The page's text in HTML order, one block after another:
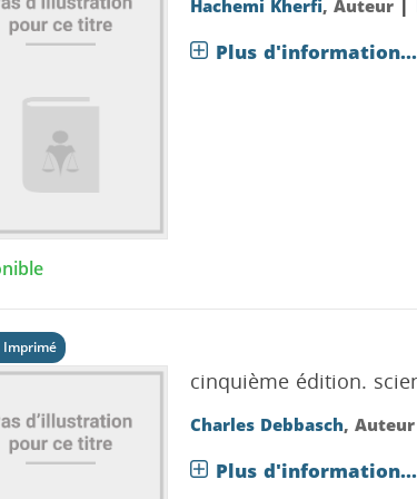
Plus d'information...
cinquième édition.
Charles Debbasch, Auteur
Plus d'information...